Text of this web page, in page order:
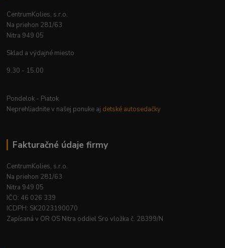
CentrumKolies, s.r.o.
Na priehon 281/63
Nitra 949 05
Sklad a výdajné miesto
9.30 - 15.00
Pondelok - Piatok
Neprehliadnite v našej ponuke aj detské autosedačky
Fakturačné údaje firmy
CentrumKolies, s.r.o.
Na priehon 281/63
Nitra 949 05
IČO: 46 026 339
ICDPH: SK2023190070
Zapísaná v OR OS Nitra oddiel Sro vložka č. 28399/N